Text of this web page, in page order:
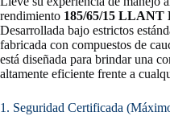
rendimiento 185/65/15 LLANT
Desarrollada bajo estrictos
fabricada con compuestos de
está diseñada para brindar una
altamente eficiente frente a
1. Seguridad Certificada